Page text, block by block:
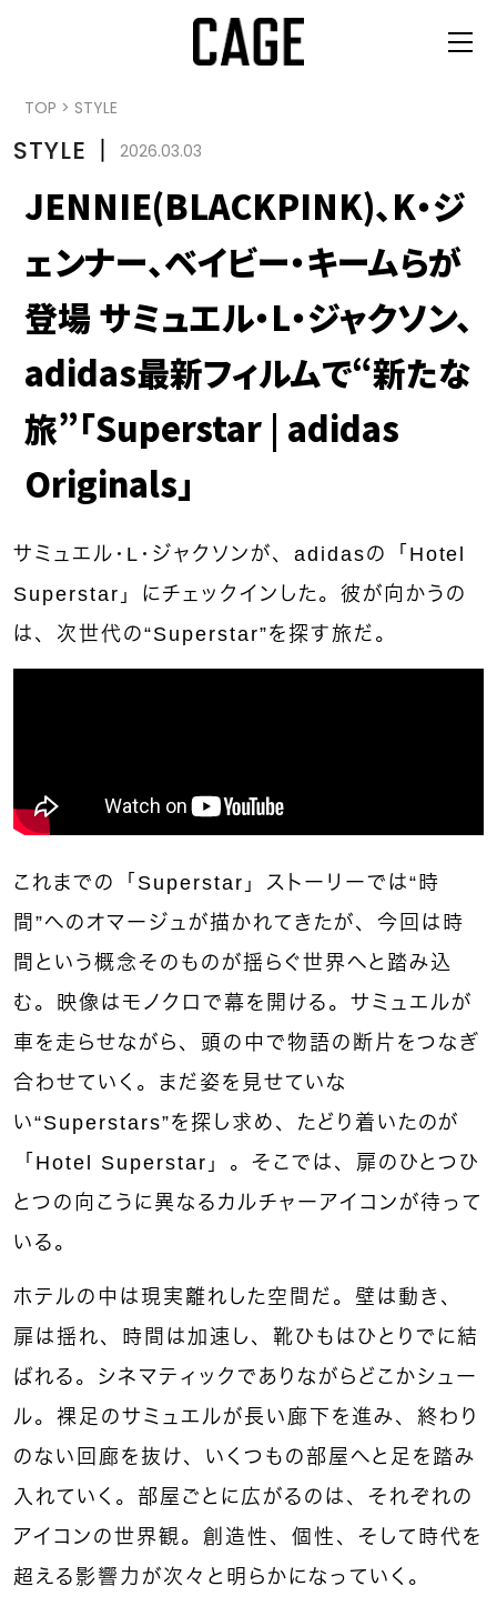
TOP > STYLE
STYLE 丨 2026.03.03
JENNIE(BLACKPINK)、K・ジ
ェンナー、ベイビー・キームらが
登場 サミュエル・L・ジャクソン、
adidas最新フィルムで“新たな
旅”「Superstar | adidas
Originals」
サミュエル・L・ジャクソンが、adidasの「Hotel
Superstar」にチェックインした。彼が向かうの
は、次世代の“Superstar”を探す旅だ。
これまでの「Superstar」ストーリーでは“時
間”へのオマージュが描かれてきたが、今回は時
間という概念そのものが揺らぐ世界へと踏み込
む。映像はモノクロで幕を開ける。サミュエルが
車を走らせながら、頭の中で物語の断片をつなぎ
合わせていく。まだ姿を見せていな
い“Superstars”を探し求め、たどり着いたのが
「Hotel Superstar」。そこでは、扉のひとつひ
とつの向こうに異なるカルチャーアイコンが待って
いる。
ホテルの中は現実離れした空間だ。壁は動き、
扉は揺れ、時間は加速し、靴ひもはひとりでに結
ばれる。シネマティックでありながらどこかシュー
ル。裸足のサミュエルが長い廊下を進み、終わり
のない回廊を抜け、いくつもの部屋へと足を踏み
入れていく。部屋ごとに広がるのは、それぞれの
アイコンの世界観。創造性、個性、そして時代を
超える影響力が次々と明らかになっていく。